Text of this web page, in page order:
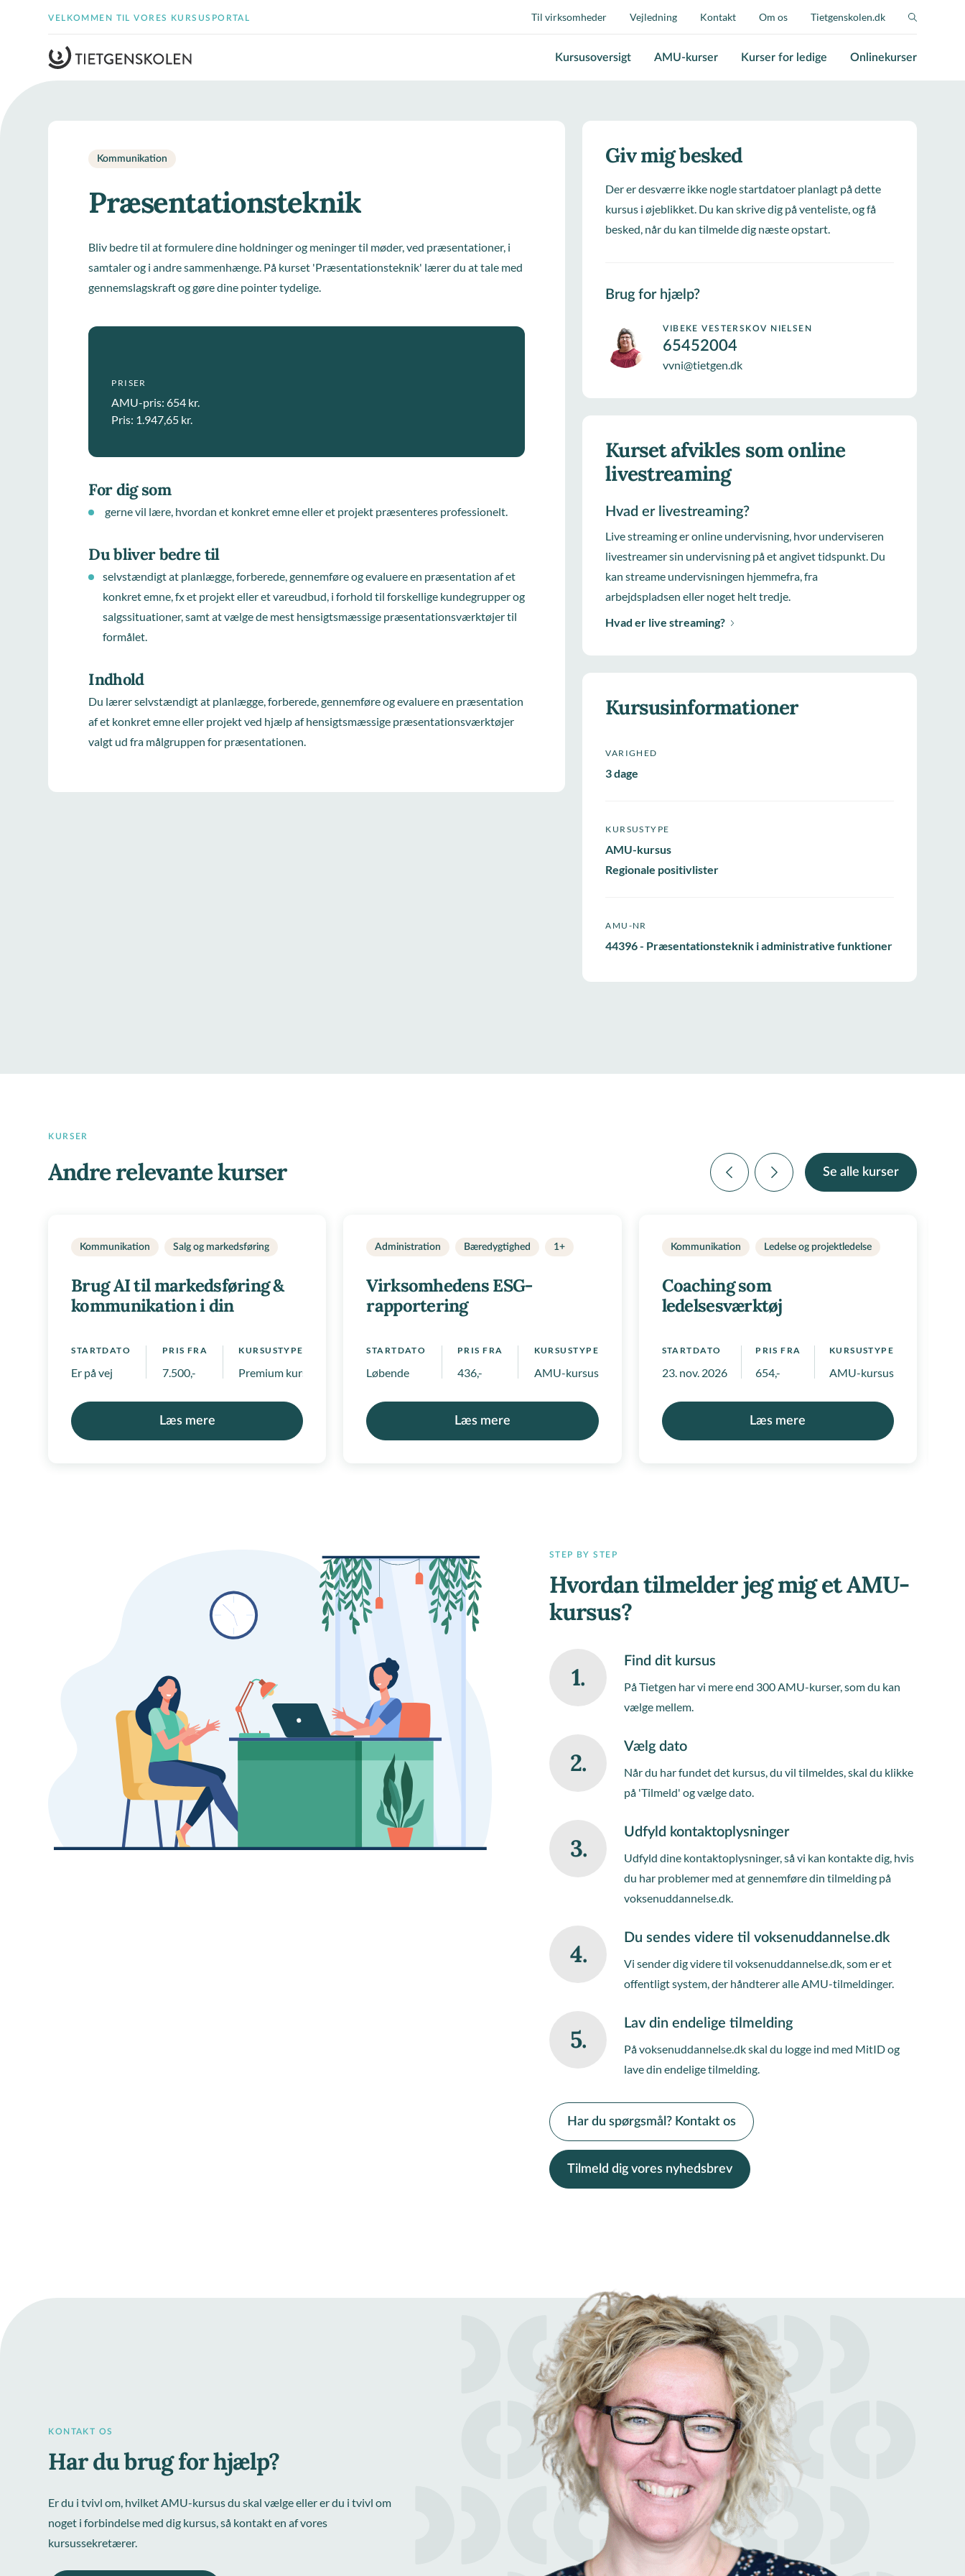
VELKOMMEN TIL VORES KURSUSPORTAL Til virksomheder Vejledning Kontakt Om os Tietgenskolen.dk
Kursusoversigt AMU-kurser Kurser for ledige Onlinekurser
Kommunikation
Præsentationsteknik
Bliv bedre til at formulere dine holdninger og meninger til møder, ved præsentationer, i
samtaler og i andre sammenhænge. På kurset 'Præsentationsteknik' lærer du at tale med
gennemslagskraft og gøre dine pointer tydelige.
PRISER
AMU-pris: 654 kr.
Pris: 1.947,65 kr.
For dig som
gerne vil lære, hvordan et konkret emne eller et projekt præsenteres professionelt.
Du bliver bedre til
selvstændigt at planlægge, forberede, gennemføre og evaluere en præsentation af et
konkret emne, fx et projekt eller et vareudbud, i forhold til forskellige kundegrupper og
salgssituationer, samt at vælge de mest hensigtsmæssige præsentationsværktøjer til
formålet.
Indhold
Du lærer selvstændigt at planlægge, forberede, gennemføre og evaluere en præsentation
af et konkret emne eller projekt ved hjælp af hensigtsmæssige præsentationsværktøjer
valgt ud fra målgruppen for præsentationen.
Giv mig besked
Der er desværre ikke nogle startdatoer planlagt på dette
kursus i øjeblikket. Du kan skrive dig på venteliste, og få
besked, når du kan tilmelde dig næste opstart.
Brug for hjælp?
VIBEKE VESTERSKOV NIELSEN
65452004
vvni@tietgen.dk
Kurset afvikles som online
livestreaming
Hvad er livestreaming?
Live streaming er online undervisning, hvor underviseren
livestreamer sin undervisning på et angivet tidspunkt. Du
kan streame undervisningen hjemmefra, fra
arbejdspladsen eller noget helt tredje.
Hvad er live streaming?
Kursusinformationer
VARIGHED
3 dage
KURSUSTYPE
AMU-kursus
Regionale positivlister
AMU-NR
44396 - Præsentationsteknik i administrative funktioner
KURSER
Andre relevante kurser Se alle kurser
Kommunikation Salg og markedsføring
Brug AI til markedsføring &
kommunikation i din
STARTDATO
Er på vej
PRIS FRA
7.500,-
KURSUSTYPE
Premium kurser
Læs mere
Administration Bæredygtighed 1+
Virksomhedens ESG-
rapportering
STARTDATO
Løbende
PRIS FRA
436,-
KURSUSTYPE
AMU-kursus, Regionale positivlister
Læs mere
Kommunikation Ledelse og projektledelse
Coaching som
ledelsesværktøj
STARTDATO
23. nov. 2026
PRIS FRA
654,-
KURSUSTYPE
AMU-kursus
Læs mere
STEP BY STEP
Hvordan tilmelder jeg mig et AMU-
kursus?
1.
Find dit kursus
På Tietgen har vi mere end 300 AMU-kurser, som du kan
vælge mellem.
2.
Vælg dato
Når du har fundet det kursus, du vil tilmeldes, skal du klikke
på 'Tilmeld' og vælge dato.
3.
Udfyld kontaktoplysninger
Udfyld dine kontaktoplysninger, så vi kan kontakte dig, hvis
du har problemer med at gennemføre din tilmelding på
voksenuddannelse.dk.
4.
Du sendes videre til voksenuddannelse.dk
Vi sender dig videre til voksenuddannelse.dk, som er et
offentligt system, der håndterer alle AMU-tilmeldinger.
5.
Lav din endelige tilmelding
På voksenuddannelse.dk skal du logge ind med MitID og
lave din endelige tilmelding.
Har du spørgsmål? Kontakt os
Tilmeld dig vores nyhedsbrev
KONTAKT OS
Har du brug for hjælp?
Er du i tvivl om, hvilket AMU-kursus du skal vælge eller er du i tvivl om
noget i forbindelse med dig kursus, så kontakt en af vores
kursussekretærer.